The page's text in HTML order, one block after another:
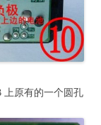
上原有的一个圆孔